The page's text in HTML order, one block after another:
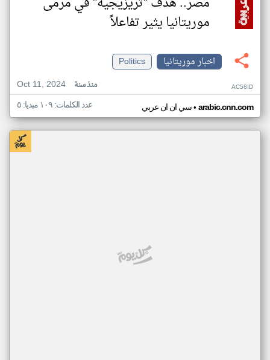
موريتانيا يثير تفاعلاً
اخبار موريتانيا
Politics
Oct 11, 2024
منذ سنة AC58ID
سي ان ان عربي• arabic.cnn.com عدد الكلمات: ١٠٩ ميديا: ٥